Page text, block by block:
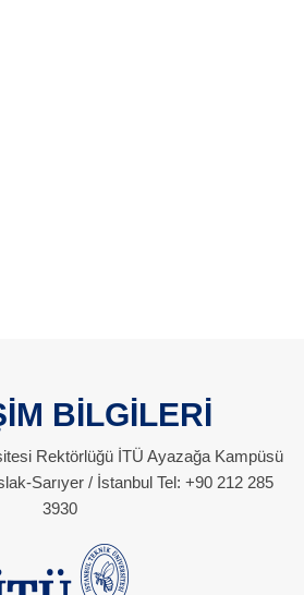
BİLGİLERİ
Rektörlüğü İTÜ Ayazağa Kampüsü
Sarıyer / İstanbul Tel: +90 212 285
3930